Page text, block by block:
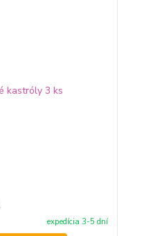
expedícia 3-5 dní